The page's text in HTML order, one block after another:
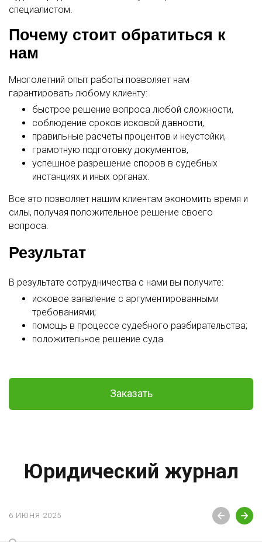
специалистом.
Почему стоит обратиться к
нам
Многолетний опыт работы позволяет нам
гарантировать любому клиенту:
быстрое решение вопроса любой сложности,
соблюдение сроков исковой давности,
правильные расчеты процентов и неустойки,
грамотную подготовку документов,
успешное разрешение споров в судебных
инстанциях и иных органах.
Все это позволяет нашим клиентам экономить время и
силы, получая положительное решение своего
вопроса.
Результат
В результате сотрудничества с нами вы получите:
исковое заявление с аргументированными
требованиями;
помощь в процессе судебного разбирательства;
положительное решение суда.
Заказать
Юридический журнал
6 ИЮНЯ 2025